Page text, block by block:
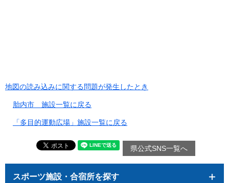
地図の読み込みに関する問題が発生したとき
胎内市 施設一覧に戻る
「多目的運動広場」施設一覧に戻る
県公式SNS一覧へ
スポーツ施設・合宿所を探す